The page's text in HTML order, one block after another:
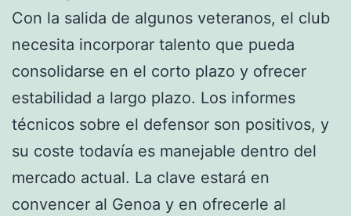
Con la salida de algunos veteranos, el club
necesita incorporar talento que pueda
consolidarse en el corto plazo y ofrecer
estabilidad a largo plazo. Los informes
técnicos sobre el defensor son positivos, y
su coste todavía es manejable dentro del
mercado actual. La clave estará en
convencer al Genoa y en ofrecerle al